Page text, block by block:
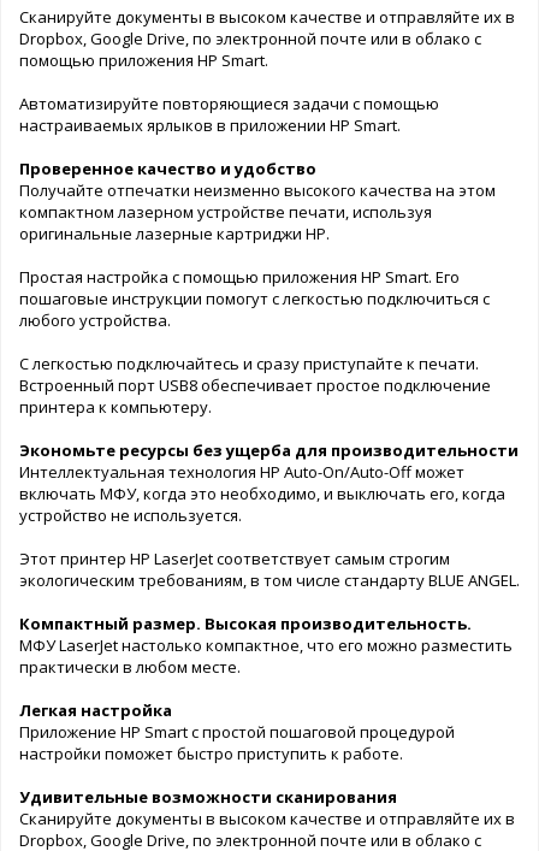
Сканируйте документы в высоком качестве и отправляйте их в
Dropbox, Google Drive, по электронной почте или в облако с
помощью приложения HP Smart.
Автоматизируйте повторяющиеся задачи с помощью
настраиваемых ярлыков в приложении HP Smart.
Проверенное качество и удобство
Получайте отпечатки неизменно высокого качества на этом
компактном лазерном устройстве печати, используя
оригинальные лазерные картриджи HP.
Простая настройка с помощью приложения HP Smart. Его
пошаговые инструкции помогут с легкостью подключиться с
любого устройства.
С легкостью подключайтесь и сразу приступайте к печати.
Встроенный порт USB8 обеспечивает простое подключение
принтера к компьютеру.
Экономьте ресурсы без ущерба для производительности
Интеллектуальная технология HP Auto-On/Auto-Off может
включать МФУ, когда это необходимо, и выключать его, когда
устройство не используется.
Этот принтер HP LaserJet соответствует самым строгим
экологическим требованиям, в том числе стандарту BLUE ANGEL.
Компактный размер. Высокая производительность.
МФУ LaserJet настолько компактное, что его можно разместить
практически в любом месте.
Легкая настройка
Приложение HP Smart с простой пошаговой процедурой
настройки поможет быстро приступить к работе.
Удивительные возможности сканирования
Сканируйте документы в высоком качестве и отправляйте их в
Dropbox, Google Drive, по электронной почте или в облако с